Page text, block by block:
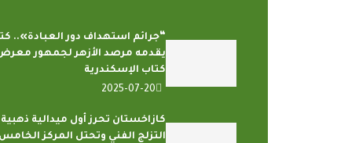
“جرائم استهداف دور العبادة»..
يقدمه مرصد الأزهر لجمهور
كتاب الإسكندرية
2025-07-20
كازاخستان تحرز أول ميدالية
التزلج الفني وتحتل المركز الخامس